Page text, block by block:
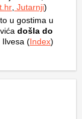
Jutarnji)
to u gostima u
došla do
Ilvesa (Index)